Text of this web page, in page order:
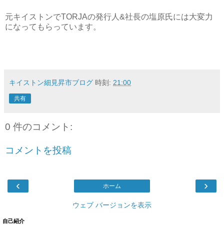
元キイストンでTORJAの発行人&社長の塩原氏には大変力
になってもらっています。
キイストン細見昇市ブログ 時刻: 21:00
共有
0 件のコメント:
コメントを投稿
‹ ›
ホーム
ウェブ バージョンを表示
自己紹介